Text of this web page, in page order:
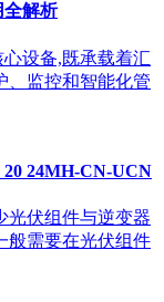
全解析
设备,既承载着汇
、监控和智能化管
20 24MH-CN-UCN
光伏组件与逆变器
般需要在光伏组件